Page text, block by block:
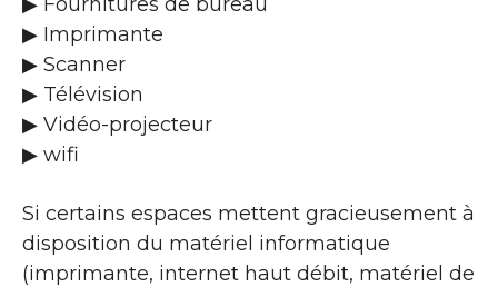
▶ Imprimante
▶ Scanner
▶ Télévision
▶ Vidéo-projecteur
▶ wifi
Si certains espaces mettent gracieusement à
disposition du matériel informatique
(imprimante, internet haut débit, matériel de